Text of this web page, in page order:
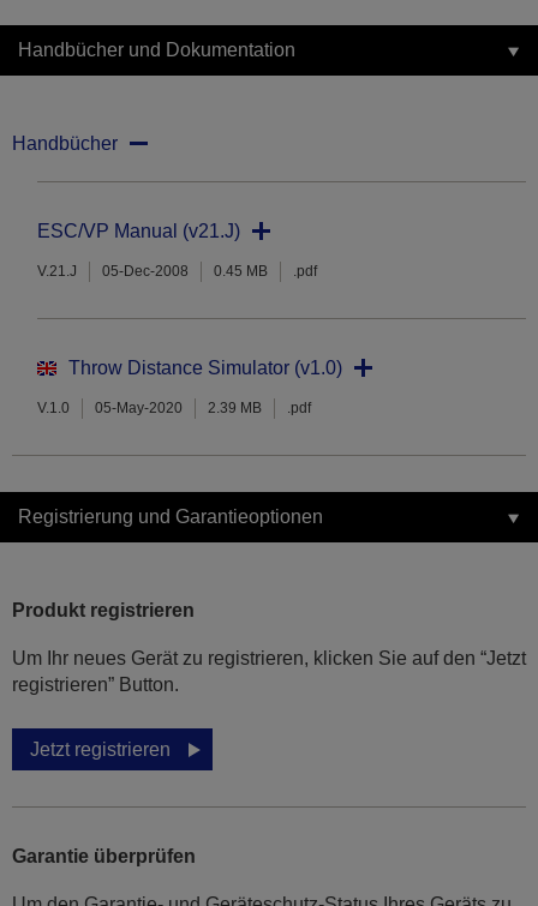
Handbücher und Dokumentation
Handbücher
ESC/VP Manual (v21.J)
V.21.J 05-Dec-2008 0.45 MB .pdf
Throw Distance Simulator (v1.0)
V.1.0 05-May-2020 2.39 MB .pdf
Registrierung und Garantieoptionen
Produkt registrieren
Um Ihr neues Gerät zu registrieren, klicken Sie auf den “Jetzt
registrieren” Button.
Jetzt registrieren
Garantie überprüfen